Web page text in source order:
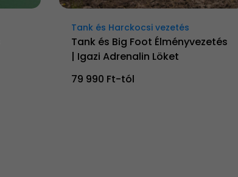
Tank és Harckocsi vezetés
Tank és Big Foot Élményvezetés
| Igazi Adrenalin Löket
79 990 Ft-tól